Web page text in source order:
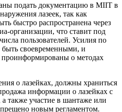
подать документацию в MIIT в
лазеек, так как
быстро распространена через
организации, что ставит под
пользователей. Усилия по
своевременными, и
о методах
о лазейках, должны храниться
информации о лазейках с
также участие в шантаже или
новым регламентом.